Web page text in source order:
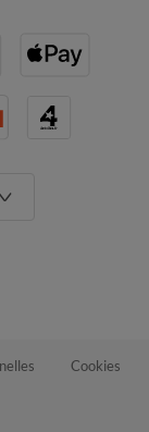
Cookies